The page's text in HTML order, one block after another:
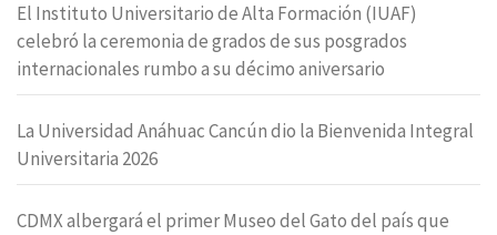
El Instituto Universitario de Alta Formación (IUAF)
celebró la ceremonia de grados de sus posgrados
internacionales rumbo a su décimo aniversario
La Universidad Anáhuac Cancún dio la Bienvenida Integral
Universitaria 2026
CDMX albergará el primer Museo del Gato del país que